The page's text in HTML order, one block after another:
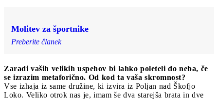
Molitev za športnike
Preberite članek
Zaradi vaših velikih uspehov bi lahko poleteli do neba, če
se izrazim metaforično. Od kod ta vaša skromnost?
Vse izhaja iz same družine, ki izvira iz Poljan nad Škofjo
Loko. Veliko otrok nas je, imam še dva starejša brata in dve